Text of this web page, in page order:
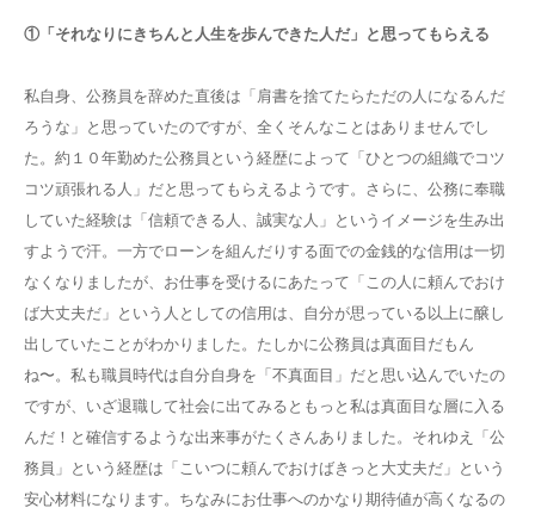
①「それなりにきちんと人生を歩んできた人だ」と思ってもらえる
私自身、公務員を辞めた直後は「肩書を捨てたらただの人になるんだ
ろうな」と思っていたのですが、全くそんなことはありませんでし
た。約１０年勤めた公務員という経歴によって「ひとつの組織でコツ
コツ頑張れる人」だと思ってもらえるようです。さらに、公務に奉職
していた経験は「信頼できる人、誠実な人」というイメージを生み出
すようで汗。一方でローンを組んだりする面での金銭的な信用は一切
なくなりましたが、お仕事を受けるにあたって「この人に頼んでおけ
ば大丈夫だ」という人としての信用は、自分が思っている以上に醸し
出していたことがわかりました。たしかに公務員は真面目だもん
ね〜。私も職員時代は自分自身を「不真面目」だと思い込んでいたの
ですが、いざ退職して社会に出てみるともっと私は真面目な層に入る
んだ！と確信するような出来事がたくさんありました。それゆえ「公
務員」という経歴は「こいつに頼んでおけばきっと大丈夫だ」という
安心材料になります。ちなみにお仕事へのかなり期待値が高くなるの